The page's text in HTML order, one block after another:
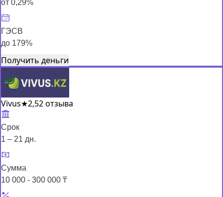
от 0,29%
ГЭСВ
до 179%
Получить деньги
Vivus★2,52 отзыва
Срок
1 – 21 дн.
Сумма
10 000 - 300 000 ₸